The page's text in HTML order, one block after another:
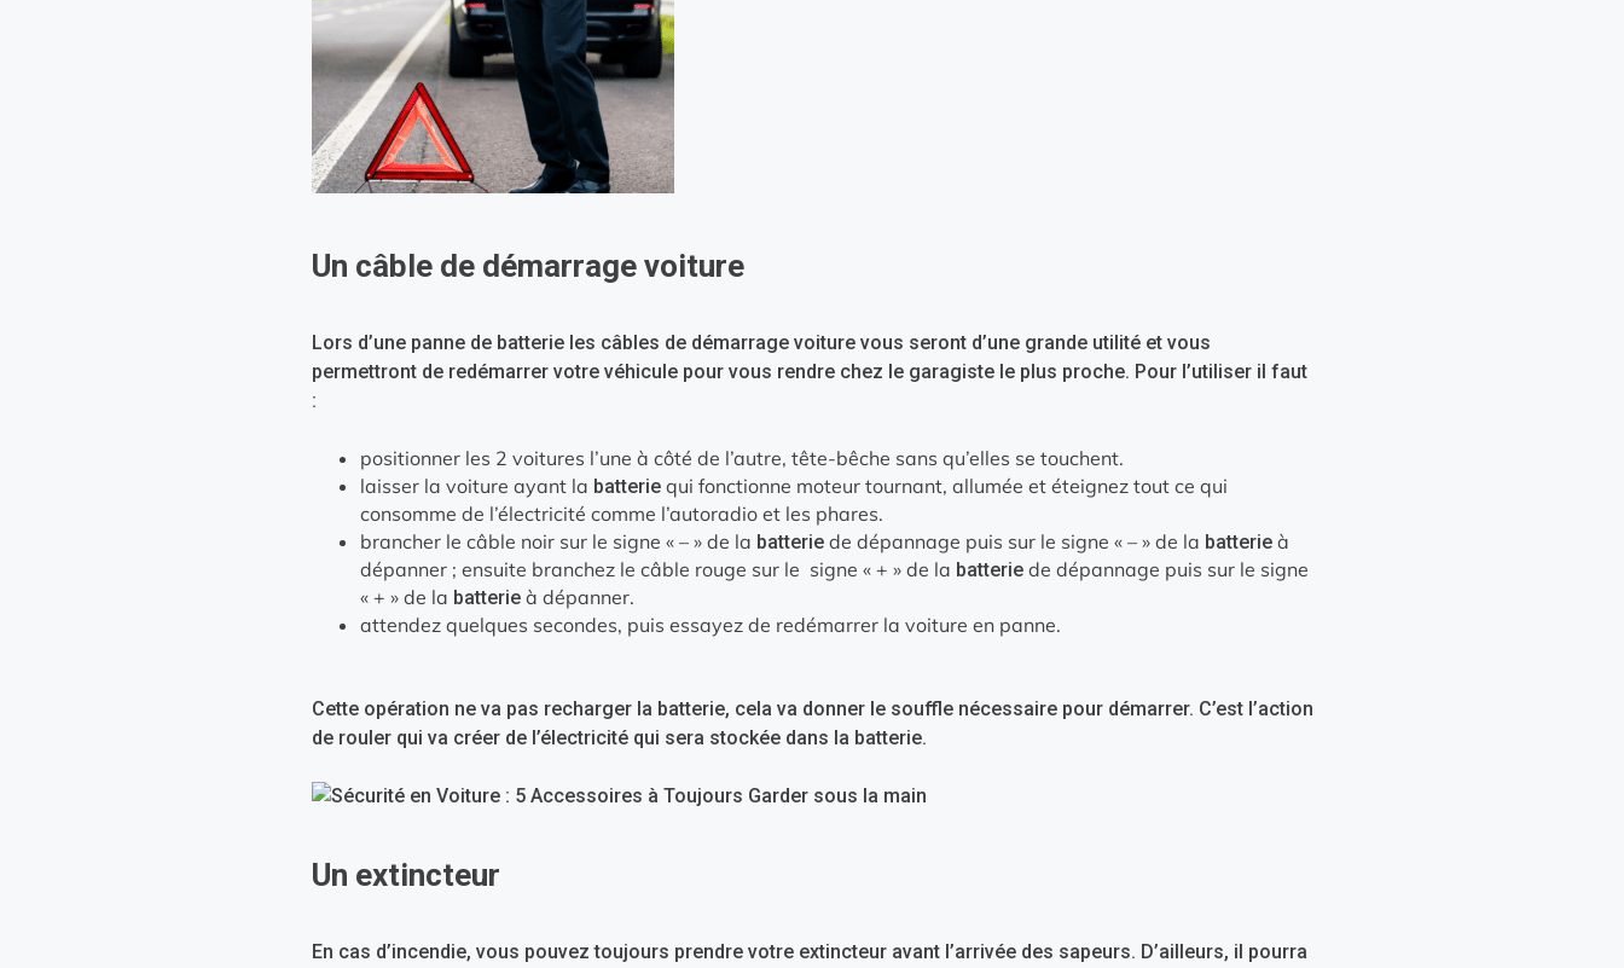
Un câble de démarrage voiture
Lors d’une panne de batterie les câbles de démarrage voiture vous seront d’une grande utilité et vous
permettront de redémarrer votre véhicule pour vous rendre chez le garagiste le plus proche. Pour l’utiliser il faut
:
positionner les 2 voitures l’une à côté de l’autre, tête-bêche sans qu’elles se touchent.
laisser la voiture ayant la batterie qui fonctionne moteur tournant, allumée et éteignez tout ce qui
consomme de l’électricité comme l’autoradio et les phares.
brancher le câble noir sur le signe « – » de la batteriede dépannage puis sur le signe « – » de la batterie à
dépanner ; ensuite branchez le câble rouge sur le signe « + » de la batteriede dépannage puis sur le signe
« + » de la batterie à dépanner.
attendez quelques secondes, puis essayez de redémarrer la voiture en panne.
Cette opération ne va pas recharger la batterie, cela va donner le souffle nécessaire pour démarrer. C’est l’action
de rouler qui va créer de l’électricité qui sera stockée dans la batterie.
Un extincteur
En cas d’incendie, vous pouvez toujours prendre votre extincteur avant l’arrivée des sapeurs. D’ailleurs, il pourra